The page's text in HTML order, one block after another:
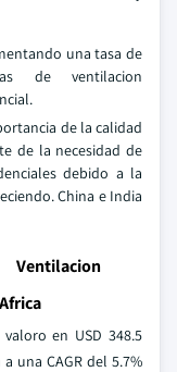
una tasa de
de ventilacion
de la calidad
de la necesidad de
debido a la
China e India
en USD 348.5
una CAGR del 5.7%